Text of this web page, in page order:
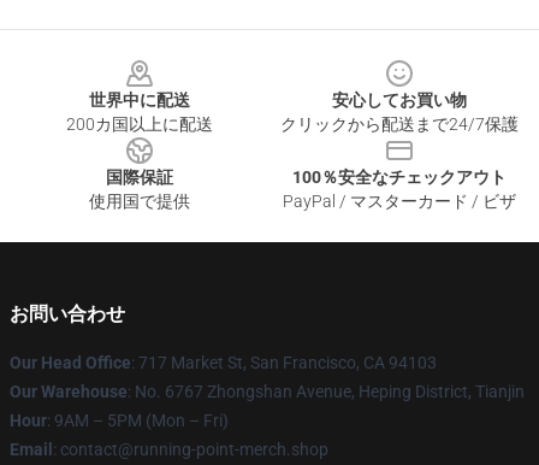
世界中に配送
200カ国以上に配送
安心してお買い物
クリックから配送まで24/7保護
国際保証
使用国で提供
100％安全なチェックアウト
PayPal / マスターカード / ビザ
お問い合わせ
Our Head Office: 717 Market St, San Francisco, CA 94103
Our Warehouse: No. 6767 Zhongshan Avenue, Heping District, Tianjin
Hour: 9AM – 5PM (Mon – Fri)
Email : contact@running-point-merch.shop